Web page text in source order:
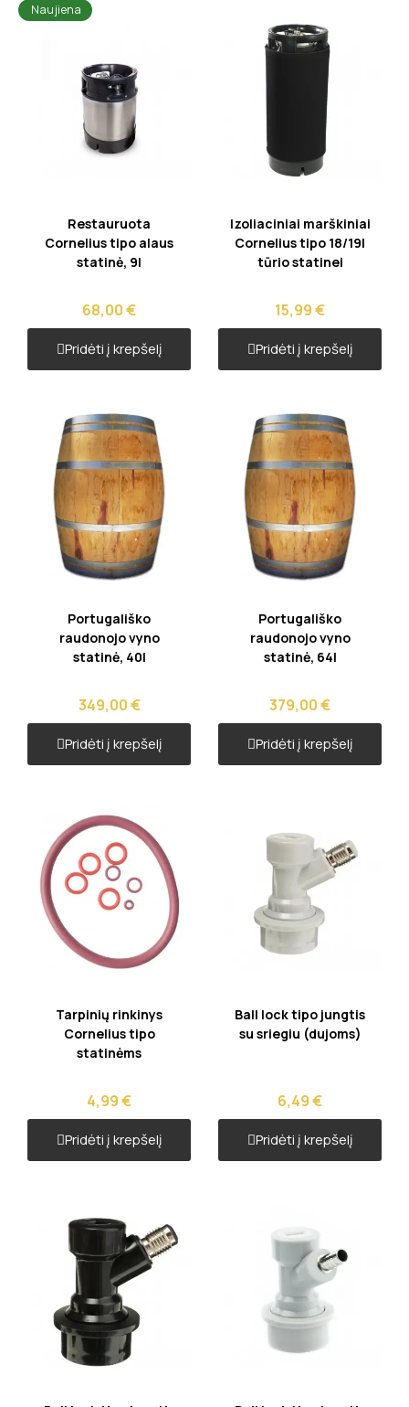
Greita peržiūra
Restauruota
Cornelius tipo alaus
statinė, 9l
68,00 €
Naujiena
Pridėti į krepšelį
Greita peržiūra
Izoliaciniai marškiniai
Cornelius tipo 18/19l
tūrio statinei
15,99 €
Pridėti į krepšelį
Greita peržiūra
Portugališko
raudonojo vyno
statinė, 40l
349,00 €
Pridėti į krepšelį
Greita peržiūra
Portugališko
raudonojo vyno
statinė, 64l
379,00 €
Pridėti į krepšelį
Greita peržiūra
Tarpinių rinkinys
Cornelius tipo
statinėms
4,99 €
Pridėti į krepšelį
Greita peržiūra
Ball lock tipo jungtis
su sriegiu (dujoms)
6,49 €
Pridėti į krepšelį